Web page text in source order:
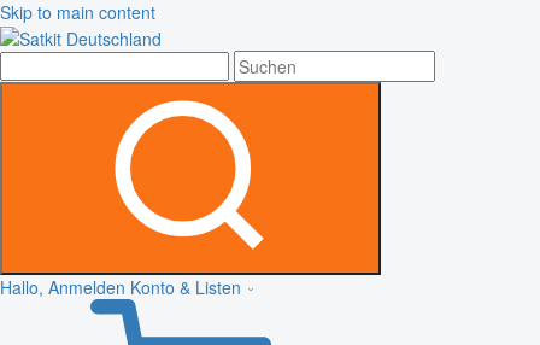
Skip to main content
Hallo, Anmelden Konto & Listen